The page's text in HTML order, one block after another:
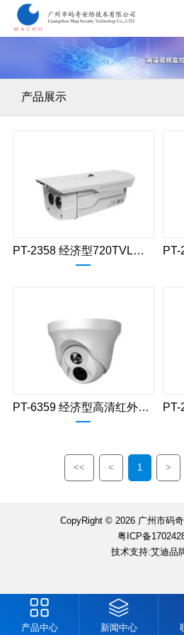
产品展示
PT-2358 经济型720TVL高清红外枪式摄像机
PT-6359 经济型高清红外半球摄像机
<< < 1 >
CopyRight © 2026 广州市码
粤ICP备
技术支持:艾迪品
产品中心 新闻中心